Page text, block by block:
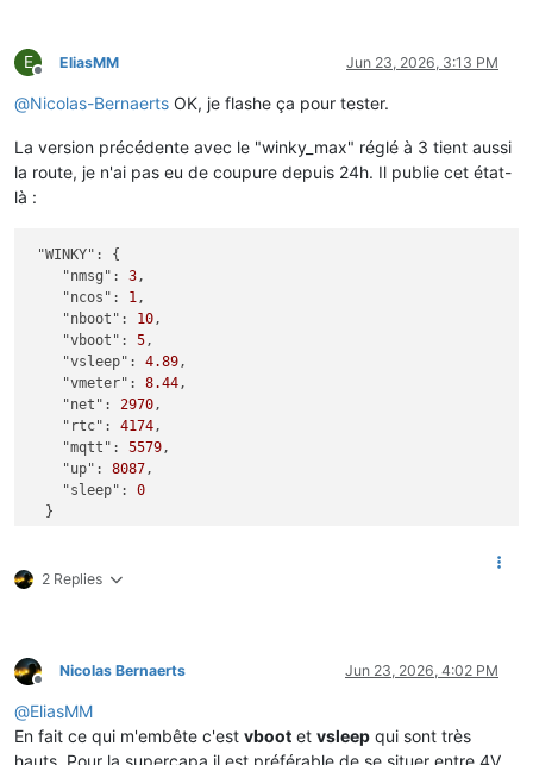
E
Offline
EliasMM Jun 23, 2026, 3:13 PM
@Nicolas-Bernaerts OK, je flashe ça pour tester.
La version précédente avec le "winky_max" réglé à 3 tient aussi
la route, je n'ai pas eu de coupure depuis 24h. Il publie cet état-
là :
"WINKY":
{
"nmsg":
3 ,
"ncos":
1 ,
"nboot":
10 ,
"vboot":
5 ,
"vsleep":
4.89 ,
"vmeter":
8.44 ,
"net":
2970 ,
"rtc":
4174 ,
"mqtt":
5579 ,
"up":
8087 ,
"sleep":
0
2 Replies
Offline
Nicolas Bernaerts Jun 23, 2026, 4:02 PM
@EliasMM
En fait ce qui m'embête c'est vboot et vsleep qui sont très